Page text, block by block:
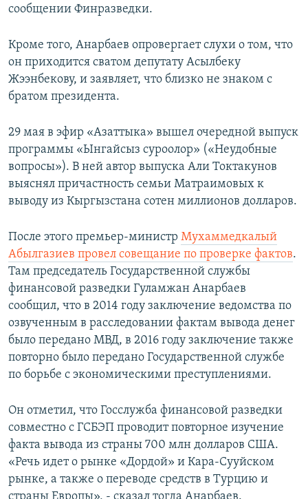
сообщении Финразведки.
Кроме того, Анарбаев опровергает слухи о том, что
он приходится сватом депутату Асылбеку
Жээнбекову, и заявляет, что близко не знаком с
братом президента.
​29 мая в эфир «Азаттыка» вышел очередной выпуск
программы «Ынгайсыз суроолор» («Неудобные
вопросы»). В ней автор выпуска Али Токтакунов
выяснял причастность семьи Матраимовых к
выводу из Кыргызстана сотен миллионов долларов.
После этого премьер-министр Мухаммедкалый
Абылгазиев провел совещание по проверке фактов.
Там председатель Государственной службы
финансовой разведки Гуламжан Анарбаев
сообщил, что в 2014 году заключение ведомства по
озвученным в расследовании фактам вывода денег
было передано МВД, в 2016 году заключение также
повторно было передано Государственной службе
по борьбе с экономическими преступлениями.
Он отметил, что Госслужба финансовой разведки
совместно с ГСБЭП проводит повторное изучение
факта вывода из страны 700 млн долларов США.
«Речь идет о рынке «Дордой» и Кара-Сууйском
рынке, а также о переводе средств в Турцию и